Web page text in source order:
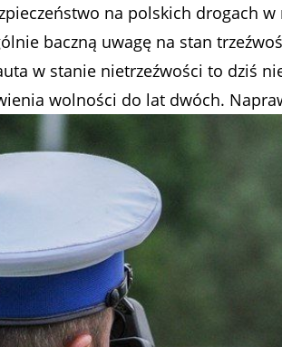
na polskich drogach w
baczną uwagę na stan
w stanie nietrzeźwości to dziś
wolności do lat dwóch.